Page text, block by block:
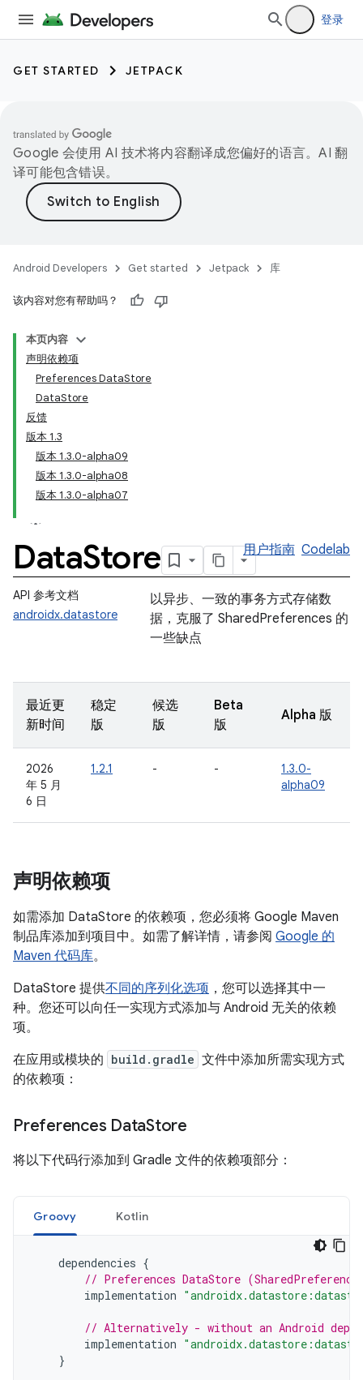
登录
GET STARTED JETPACK
Google 会使用 AI 技术将内容翻译成您偏好的语言。AI 翻
译可能包含错误。
Android Developers Get started Jetpack 库
该内容对您有帮助吗？
本页内容
声明依赖项
Preferences DataStore
DataStore
反馈
版本 1.3
版本 1.3.0-alpha09
版本 1.3.0-alpha08
版本 1.3.0-alpha07
DataStore 用户指南 Codelab
API 参考文档
androidx.datastore
以异步、一致的事务方式存储数
据，克服了 SharedPreferences 的
一些缺点
最近更
新时间
稳定
版
候选
版
Beta
版
Alpha 版
2026
年 5 月
6 日
1.2.1 - -
1.3.0-
alpha09
声明依赖项
如需添加 DataStore 的依赖项，您必须将 Google Maven
制品库添加到项目中。如需了解详情，请参阅 Google 的
Maven 代码库。
DataStore 提供不同的序列化选项 ，您可以选择其中一
种。您还可以向任一实现方式添加与 Android 无关的依赖
项。
在应用或模块的 build.gradle 文件中添加所需实现方式
的依赖项：
Preferences DataStore
将以下代码行添加到 Gradle 文件的依赖项部分：
Groovy Kotlin
dependencies {
// Preferences DataStore
implementation
// Alternatively - without an Android
implementation
}